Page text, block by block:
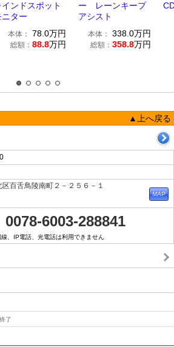
インドスポット
ニター
本体： 78.0万円
総額： 88.8万円
ー レーンキープ
アシスト
本体： 338.0万円
総額： 358.8万円
▲上へ戻る
区百舌鳥陵南町２－２５６－１
0078-6003-288841
、IP電話、光電話は利用できません
了